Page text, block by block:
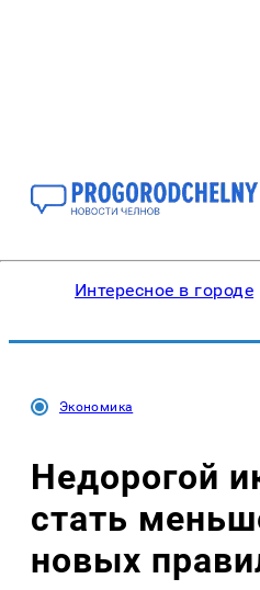
Интересное в городе
Экономика
Недорогой
стать
новых